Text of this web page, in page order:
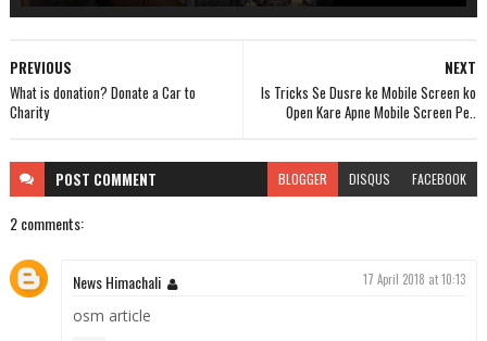
NEXT
Is Tricks Se Dusre ke Mobile Screen ko
Open Kare Apne Mobile Screen Pe..
PREVIOUS
What is donation? Donate a Car to
Charity
POST COMMENT BLOGGER DISQUS FACEBOOK
2 comments:
News Himachali 17 April 2018 at 10:13
osm article